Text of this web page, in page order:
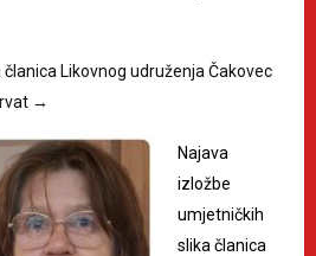
Likovnog udruženja Čakovec
→
Najava
izložbe
umjetničkih
slika članica